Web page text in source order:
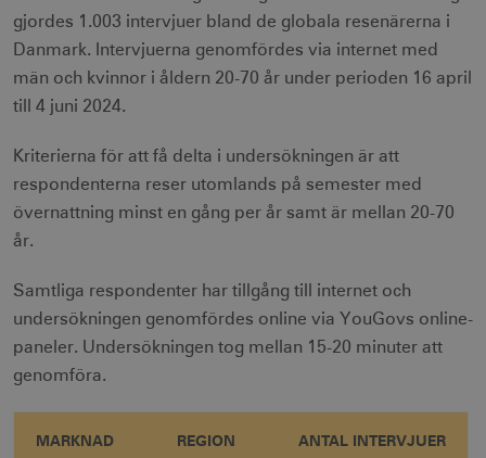
gjordes 1.003 intervjuer bland de globala resenärerna i
Danmark. Intervjuerna genomfördes via internet med
män och kvinnor i åldern 20-70 år under perioden 16 april
till 4 juni 2024.
Kriterierna för att få delta i undersökningen är att
respondenterna reser utomlands på semester med
övernattning minst en gång per år samt är mellan 20-70
år.
Samtliga respondenter har tillgång till internet och
undersökningen genomfördes online via YouGovs online-
paneler. Undersökningen tog mellan 15-20 minuter att
genomföra.
MARKNAD REGION ANTAL INTERVJUER